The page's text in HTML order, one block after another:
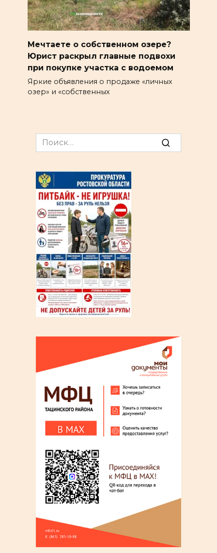
Мечтаете о собственном озере?
Юрист раскрыл главные подвохи
при покупке участка с водоемом
Яркие объявления о продаже «личных
озер» и «собственных
Search
for: